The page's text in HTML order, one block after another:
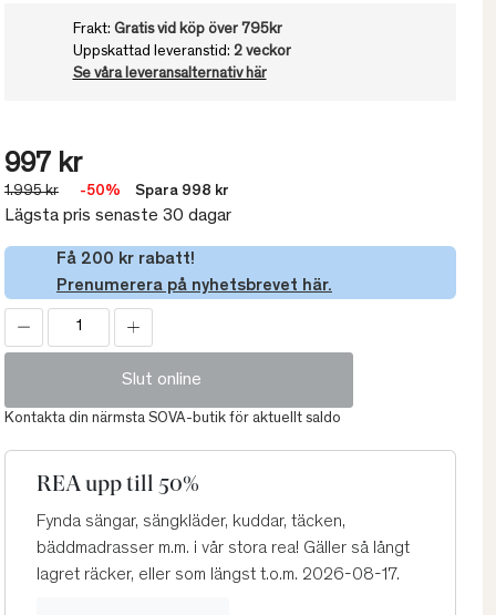
Frakt: Gratis vid köp över 795kr
Uppskattad leveranstid: 2 veckor
Se våra leveransalternativ här
997 kr
1.995 kr -50% Spara 998 kr
Lägsta pris senaste 30 dagar
Få 200 kr rabatt!
Prenumerera på nyhetsbrevet här.
Slut online
Kontakta din närmsta SOVA-butik för aktuellt saldo
REA upp till 50%
Fynda sängar, sängkläder, kuddar, täcken,
bäddmadrasser m.m. i vår stora rea! Gäller så långt
lagret räcker, eller som längst t.o.m. 2026-08-17.